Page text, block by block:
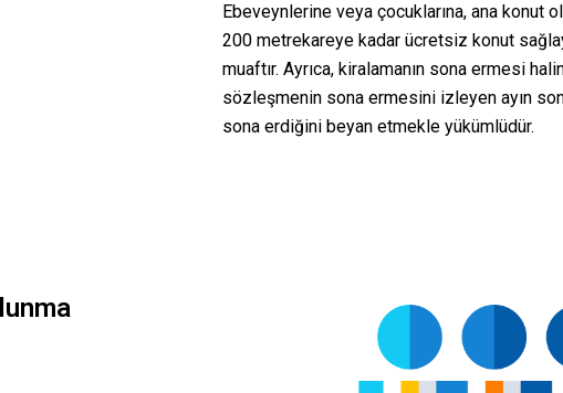
Ebeveynlerine veya çocuklarına, ana konut
200 metrekareye kadar ücretsiz konut
muaftır. Ayrıca, kiralamanın sona ermesi
sözleşmenin sona ermesini izleyen ayın
sona erdiğini beyan etmekle yükümlüdür.